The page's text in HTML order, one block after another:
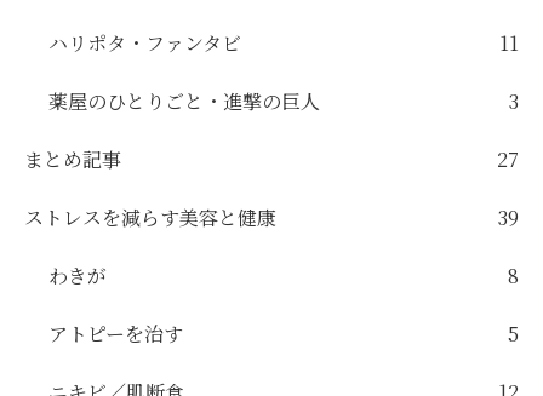
ハリポタ・ファンタビ 11
薬屋のひとりごと・進撃の巨人 3
まとめ記事 27
ストレスを減らす美容と健康 39
わきが 8
アトピーを治す 5